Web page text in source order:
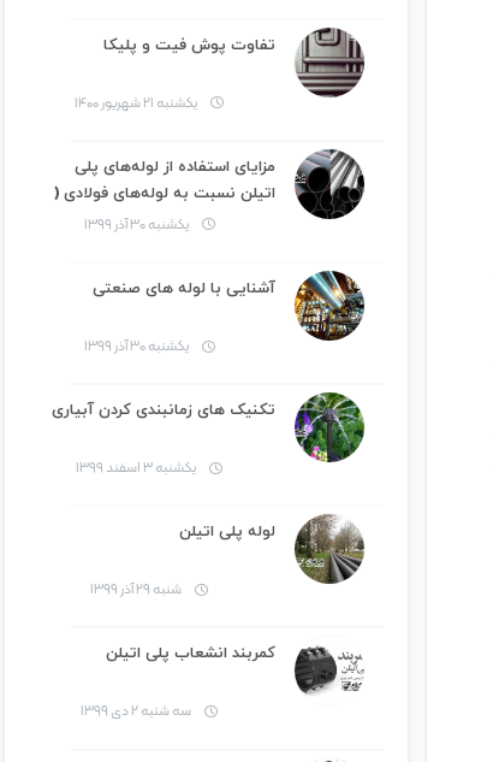
تفاوت پوش فیت و پلیکا
یکشنبه ۲۱ شهریور ۱۴۰۰
مزایای استفاده از لوله‌های پلی
اتیلن نسبت به لوله‌های فولادی (
کربن استیل)
یکشنبه ۳۰ آذر ۱۳۹۹
آشنایی با لوله های صنعتی
یکشنبه ۳۰ آذر ۱۳۹۹
تکنیک های زمانبندی کردن آبیاری
یکشنبه ۳ اسفند ۱۳۹۹
لوله پلی اتیلن
شنبه ۲۹ آذر ۱۳۹۹
کمربند انشعاب پلی اتیلن
سه شنبه ۲ دی ۱۳۹۹